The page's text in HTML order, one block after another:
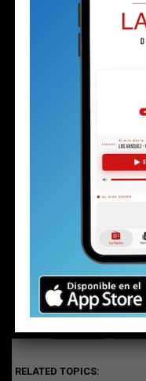
Share this:
Facebook
RELATED TOPICS: